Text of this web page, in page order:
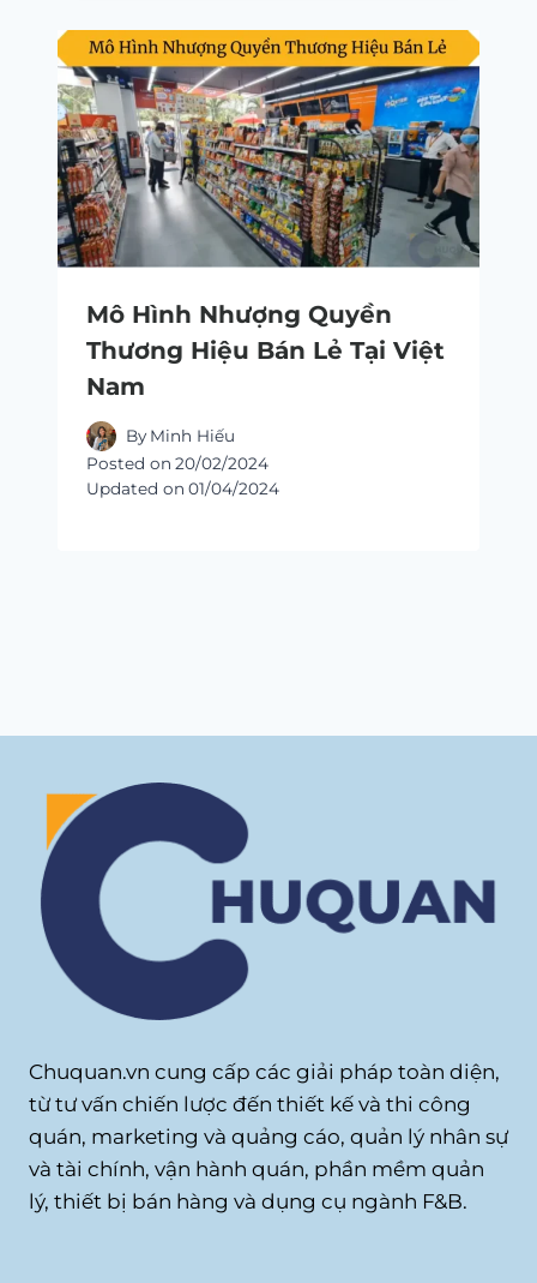
Mô Hình Nhượng Quyền
Thương Hiệu Bán Lẻ Tại Việt
Nam
By Minh Hiếu
Posted on 20/02/2024
Updated on 01/04/2024
Chuquan.vn cung cấp các giải pháp toàn diện,
từ tư vấn chiến lược đến thiết kế và thi công
quán, marketing và quảng cáo, quản lý nhân sự
và tài chính, vận hành quán, phần mềm quản
lý, thiết bị bán hàng và dụng cụ ngành F&B.